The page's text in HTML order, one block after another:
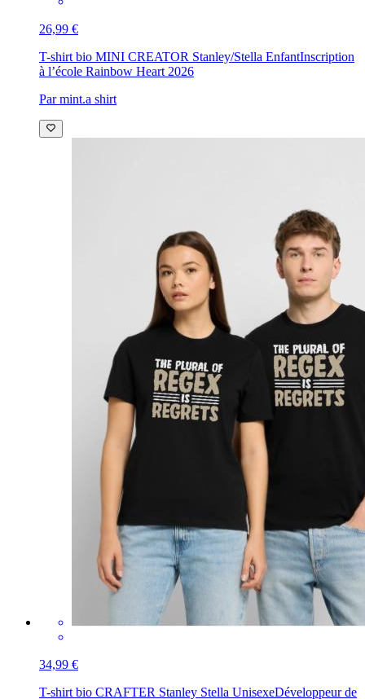
26,99 €
T-shirt bio MINI CREATOR Stanley/Stella EnfantInscription
à l’école Rainbow Heart 2026
Par mint.a shirt
34,99 €
T-shirt bio CRAFTER Stanley Stella UnisexeDéveloppeur de